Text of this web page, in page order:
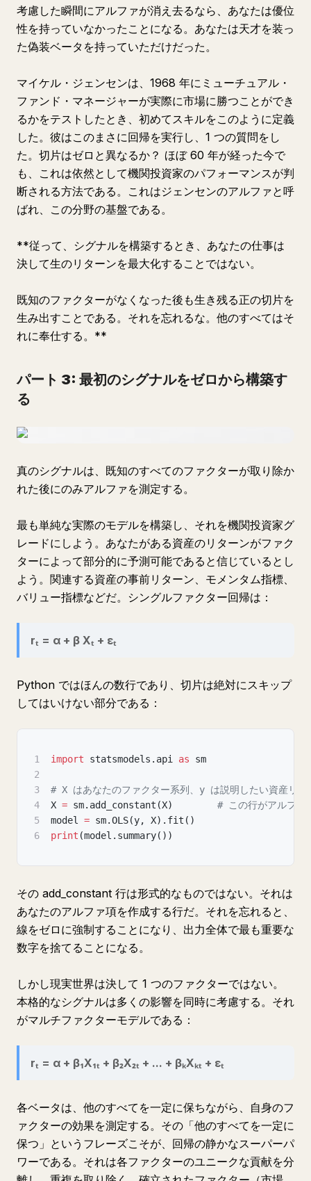
考慮した瞬間にアルファが消え去るなら、あなたは優位
性を持っていなかったことになる。あなたは天才を装っ
た偽装ベータを持っていただけだった。
マイケル・ジェンセンは、1968 年にミューチュアル・
ファンド・マネージャーが実際に市場に勝つことができ
るかをテストしたとき、初めてスキルをこのように定義
した。彼はこのまさに回帰を実行し、1 つの質問をし
た。切片はゼロと異なるか？ ほぼ 60 年が経った今で
も、これは依然として機関投資家のパフォーマンスが判
断される方法である。これはジェンセンのアルファと呼
ばれ、この分野の基盤である。
**従って、シグナルを構築するとき、あなたの仕事は
決して生のリターンを最大化することではない。
既知のファクターがなくなった後も生き残る正の切片を
生み出すことである。それを忘れるな。他のすべてはそ
れに奉仕する。**
パート 3: 最初のシグナルをゼロから構築す
る
真のシグナルは、既知のすべてのファクターが取り除か
れた後にのみアルファを測定する。
最も単純な実際のモデルを構築し、それを機関投資家グ
レードにしよう。あなたがある資産のリターンがファク
ターによって部分的に予測可能であると信じているとし
よう。関連する資産の事前リターン、モメンタム指標、
バリュー指標などだ。シングルファクター回帰は：
rₜ = α + β Xₜ + εₜ
Python ではほんの数行であり、切片は絶対にスキップ
してはいけない部分である：
1 import statsmodels . api as sm
2
3
# X はあなたのファクター系列、y は説明したい資産リタ
4
X = sm. add_constant (X)
# この行がアルファ
5
model = sm.OLS(y, X) . fit ( )
6
print (model . summary( ) )
その add_constant 行は形式的なものではない。それは
あなたのアルファ項を作成する行だ。それを忘れると、
線をゼロに強制することになり、出力全体で最も重要な
数字を捨てることになる。
しかし現実世界は決して 1 つのファクターではない。
本格的なシグナルは多くの影響を同時に考慮する。それ
がマルチファクターモデルである：
rₜ = α + β₁X₁ₜ + β₂X₂ₜ + ... + βₖXₖₜ + εₜ
各ベータは、他のすべてを一定に保ちながら、自身のフ
ァクターの効果を測定する。その「他のすべてを一定に
保つ」というフレーズこそが、回帰の静かなスーパーパ
ワーである。それは各ファクターのユニークな貢献を分